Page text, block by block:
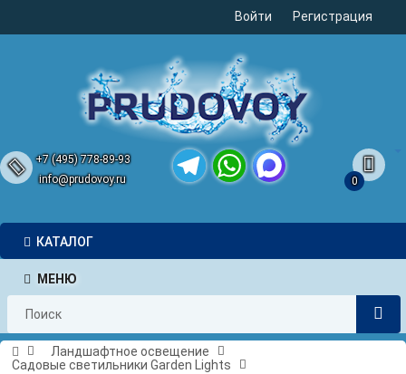
Войти Регистрация
+7 (495) 778-89-93
info@prudovoy.ru
0
КАТАЛОГ
МЕНЮ
Ландшафтное освещение
Садовые светильники Garden Lights